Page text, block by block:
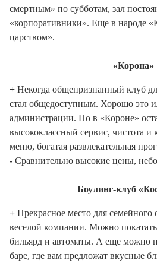
смертным» по субботам, зал
«корпоративники». Еще в народе
царством».
«Корона»
+ Некогда общепризнанный клуб
стал общедоступным. Хорошо это
администрации. Но в «Короне»
высококлассный сервис, чистота и
меню, богатая развлекательная
- Сравнительно высокие цены,
Боулинг-клуб
+ Прекрасное место для
веселой компании. Можно
бильярд и автоматы. А еще можно
баре, где вам предложат вкусные